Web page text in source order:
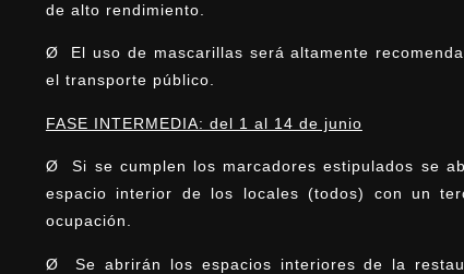
de alto rendimiento.
Ø El uso de mascarillas será altamente
el transporte público.
FASE INTERMEDIA: del 1 al 14 de junio
Ø Si se cumplen los marcadores estipulados se
espacio interior de los locales (todos) con un
ocupación.
Ø Se abrirán los espacios interiores de la